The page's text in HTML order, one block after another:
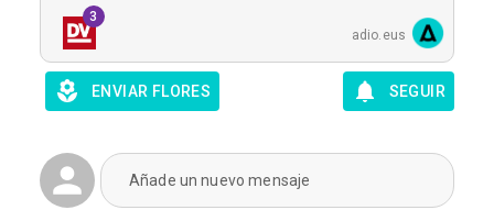
3
adio.eus
ENVIAR FLORES SEGUIR
Añade un nuevo mensaje